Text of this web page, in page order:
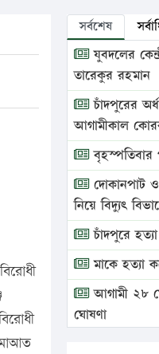
সর্বশেষ
যুবদলের
তারেকুর রহমান
চাঁদপুরের
আগামীকাল
বৃহস্পতিবার
দোকানপাট
নিয়ে বিদ্যুৎ
চাঁদপুরে
মাকে হত্যা
আগামী ২৮
ঘোষণা